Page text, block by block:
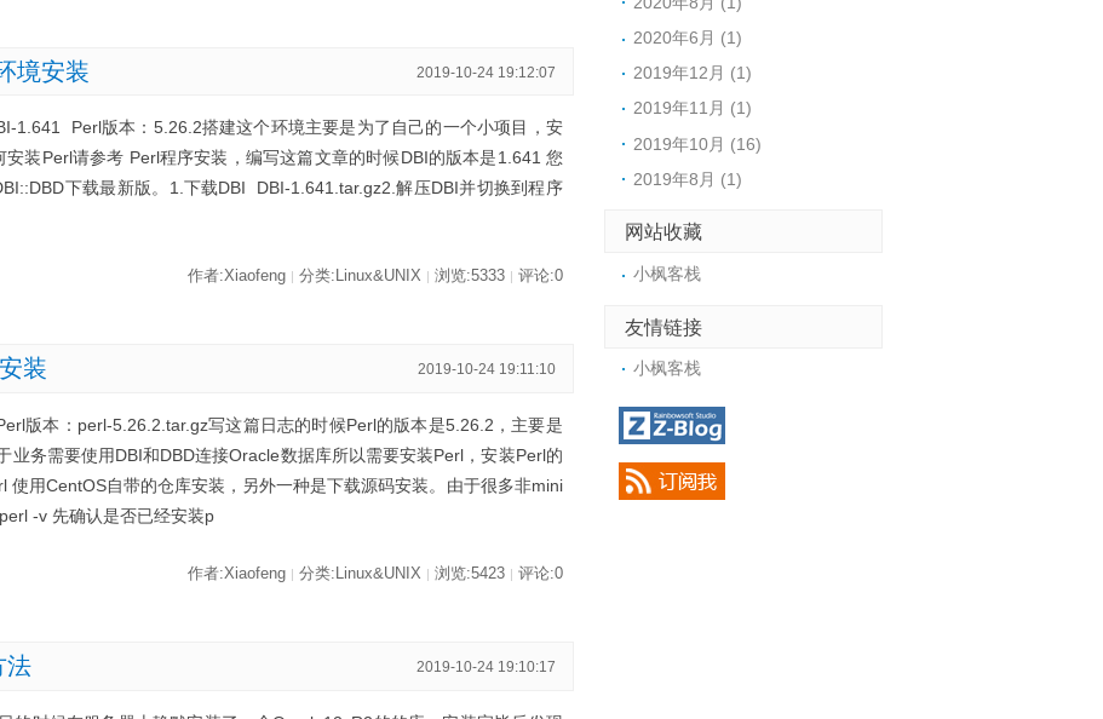
境安装 2019-10-24 19:12:07
1.641 Perl版本：5.26.2搭建这个环境主要是为了自己的一个小项目，安
装Perl请参考 Perl程序安装，编写这篇文章的时候DBI的版本是1.641 您
下载最新版。1.下载DBI DBI-1.641.tar.gz2.解压DBI并切换到程序
作者:Xiaofeng | 分类:Linux&UNIX | 浏览:5333 | 评论:0
装 2019-10-24 19:11:10
版本：perl-5.26.2.tar.gz写这篇日志的时候Perl的版本是5.26.2，主要是
业务需要使用DBI和DBD连接Oracle数据库所以需要安装Perl，安装Perl的
使用CentOS自带的仓库安装，另外一种是下载源码安装。由于很多非mini
-v 先确认是否已经安装p
作者:Xiaofeng | 分类:Linux&UNIX | 浏览:5423 | 评论:0
法 2019-10-24 19:10:17
2020年6月 (1)
2019年12月 (1)
2019年11月 (1)
2019年10月 (16)
2019年8月 (1)
网站收藏
小枫客栈
友情链接
小枫客栈